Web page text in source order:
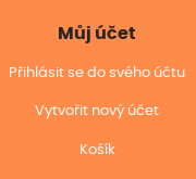
Můj účet
Přihlásit se do svého účtu
Vytvořit nový účet
Košík